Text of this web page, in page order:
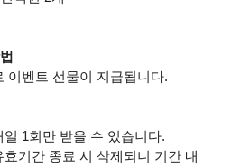
이벤트 선물이 지급됩니다.
1회만 받을 수 있습니다.
기간 종료 시 삭제되니 기간 내